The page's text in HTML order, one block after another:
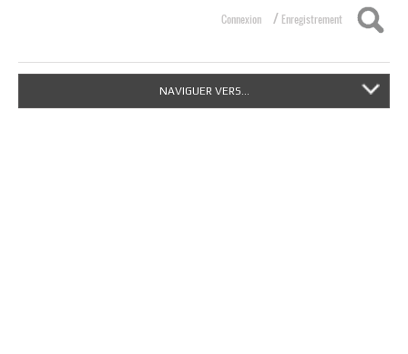
Connexion / Enregistrement
NAVIGUER VERS...